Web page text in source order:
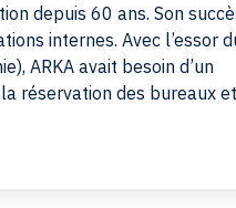
depuis 60 ans. Son
internes. Avec l’essor
ARKA avait besoin d’un
réservation des bureaux et